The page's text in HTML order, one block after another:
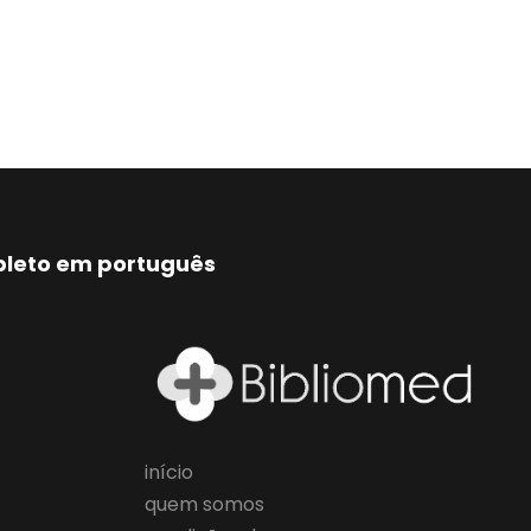
em português
início
quem somos